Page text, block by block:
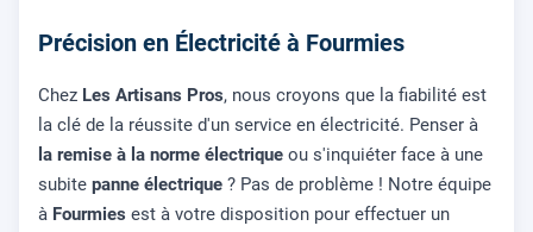
Précision en Électricité à Fourmies
Chez Les Artisans Pros, nous croyons que la fiabilité est
la clé de la réussite d'un service en électricité. Penser à
la remise à la norme électrique ou s'inquiéter face à une
subite panne électrique ? Pas de problème ! Notre équipe
à Fourmies est à votre disposition pour effectuer un